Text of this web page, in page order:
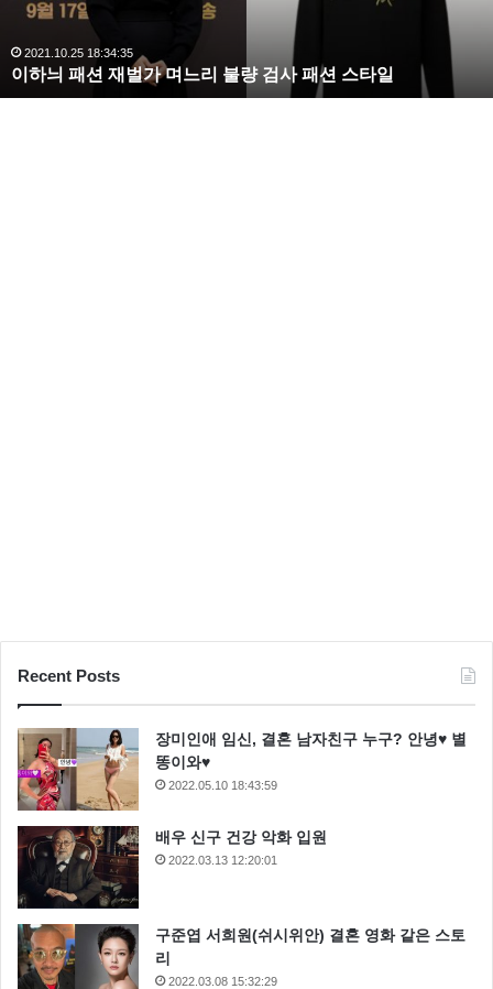
완
벽
한
2020.10.03 10:59:30
복수해라 김사랑, 완벽한 S라인 몸매 시선 압도
Recent Posts
장미인애 임신, 결혼 남자친구 누구? 안녕♥ 별
똥이와♥
2022.05.10 18:43:59
배우 신구 건강 악화 입원
2022.03.13 12:20:01
구준엽 서희원(쉬시위안) 결혼 영화 같은 스토
리
2022.03.08 15:32:29